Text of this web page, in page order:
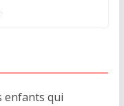
enfants qui